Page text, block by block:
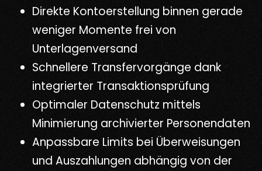
Direkte Kontoerstellung binnen gerade
weniger Momente frei von
Unterlagenversand
Schnellere Transfervorgänge dank
integrierter Transaktionsprüfung
Optimaler Datenschutz mittels
Minimierung archivierter Personendaten
Anpassbare Limits bei Überweisungen
und Auszahlungen abhängig von der